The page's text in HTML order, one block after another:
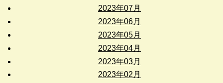
2023年07月
2023年06月
2023年05月
2023年04月
2023年03月
2023年02月